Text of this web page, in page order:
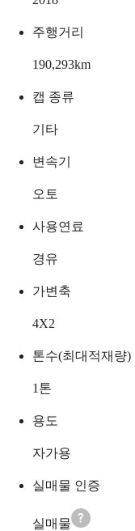
주행거리
190,293km
캡 종류
기타
변속기
오토
사용연료
경유
가변축
4X2
톤수(최대적재량)
1 톤
용도
자가용
실매물 인증
실매물